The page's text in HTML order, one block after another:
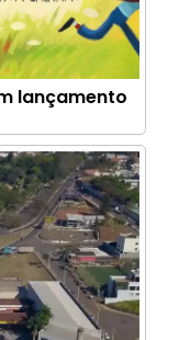
lançamento